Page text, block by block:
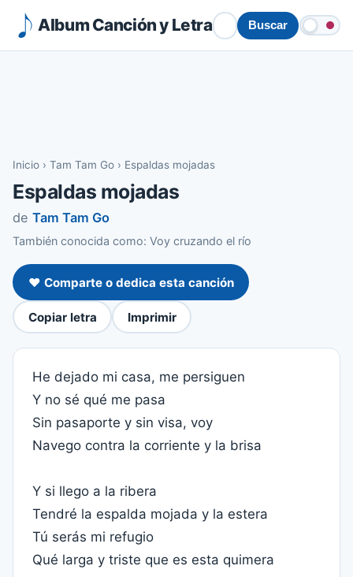
Album Canción y Letra Buscar
Inicio › Tam Tam Go › Espaldas mojadas
Espaldas mojadas
de Tam Tam Go
También conocida como: Voy cruzando el río
❤️ Comparte o dedica esta canción
Copiar letra Imprimir
He dejado mi casa, me persiguen
Y no sé qué me pasa
Sin pasaporte y sin visa, voy
Navego contra la corriente y la brisa
Y si llego a la ribera
Tendré la espalda mojada y la estera
Tú serás mi refugio
Qué larga y triste que es esta quimera